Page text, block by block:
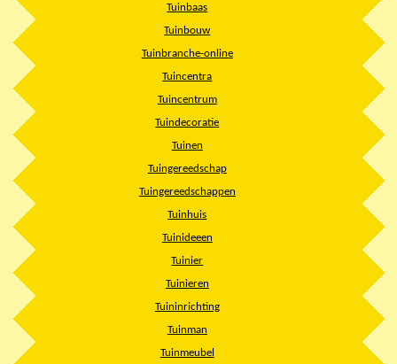
Tuinbaas
Tuinbouw
Tuinbranche-online
Tuincentra
Tuincentrum
Tuindecoratie
Tuinen
Tuingereedschap
Tuingereedschappen
Tuinhuis
Tuinideeen
Tuinier
Tuinieren
Tuininrichting
Tuinman
Tuinmeubel